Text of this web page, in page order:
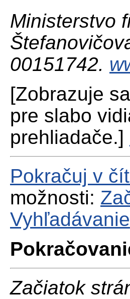
Ministerstvo
00151742.
[Zobrazuje
pre slabo
prehliadače.]
Pokračuj v
možnosti:
Vyhľadávanie
Začiatok